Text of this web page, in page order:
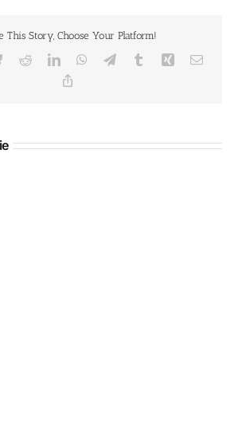
This Story, Choose Your Platform!
BlueskyRedditLinkedInWhatsApp
TelegramTumblr Xing E-